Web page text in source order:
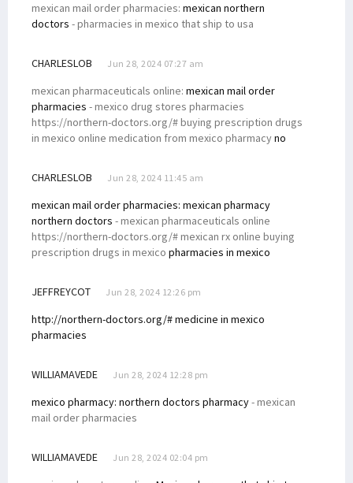
mexican mail order pharmacies: mexican northern
doctors - pharmacies in mexico that ship to usa
CHARLESLOB Jun 28, 2024 07:27 am
mexican pharmaceuticals online: mexican mail order
pharmacies - mexico drug stores pharmacies
https://northern-doctors.org/# buying prescription drugs
in mexico online medication from mexico pharmacyno
CHARLESLOB Jun 28, 2024 11:45 am
mexican mail order pharmacies: mexican pharmacy
northern doctors - mexican pharmaceuticals online
https://northern-doctors.org/# mexican rx online buying
prescription drugs in mexico pharmacies in mexico
JEFFREYCOT Jun 28, 2024 12:26 pm
http://northern-doctors.org/# medicine in mexico
pharmacies
WILLIAMAVEDE Jun 28, 2024 12:28 pm
mexico pharmacy: northern doctors pharmacy- mexican
mail order pharmacies
WILLIAMAVEDE Jun 28, 2024 02:04 pm